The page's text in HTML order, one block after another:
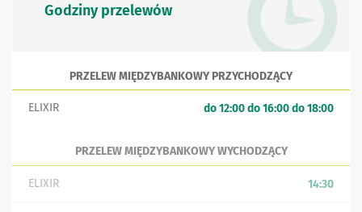
Godziny przelewów
PRZELEW MIĘDZYBANKOWY PRZYCHODZĄCY
ELIXIR do 12:00 do 16:00 do 18:00
PRZELEW MIĘDZYBANKOWY WYCHODZĄCY
ELIXIR 14:30